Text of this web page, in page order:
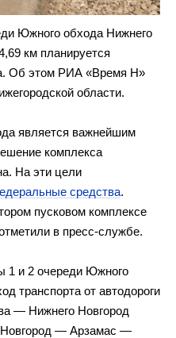
Южного обхода Нижнего
км планируется
Об этом РИА «Время Н»
области.
является важнейшим
комплекса
На эти цели
средства.
пусковом комплексе
в пресс-службе.
1 и 2 очереди Южного
транспорта от автодороги
— Нижнего Новгород
Новгород — Арзамас —